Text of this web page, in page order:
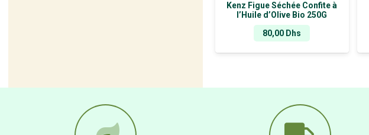
Kenz Figue Séchée Confite à
l’Huile d’Olive Bio 250G
80,00 Dhs